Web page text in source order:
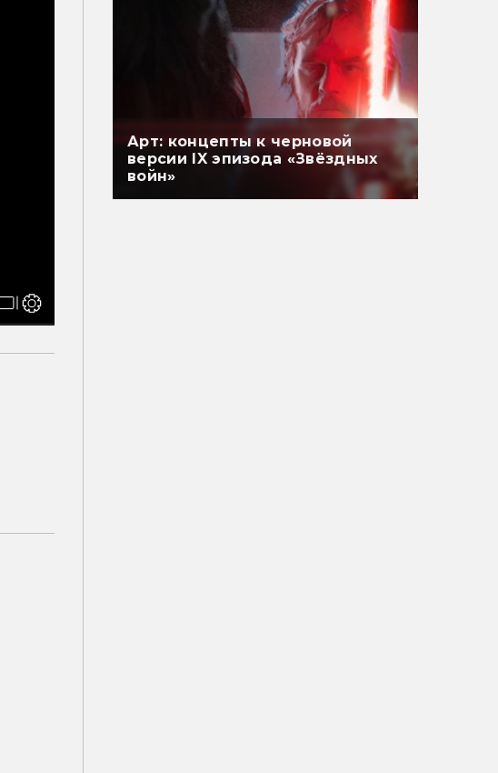
Арт: концепты к черновой
версии IX эпизода «Звёздных
войн»